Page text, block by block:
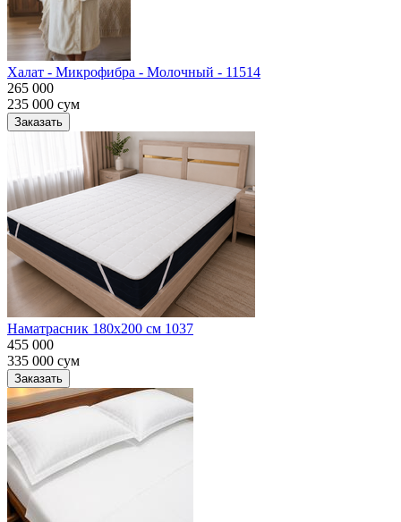
Халат - Микрофибра - Молочный - 11514
265 000
235 000 сум
Заказать
Наматрасник 180х200 см 1037
455 000
335 000 сум
Заказать